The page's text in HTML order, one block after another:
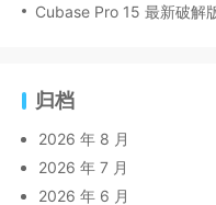
Cubase Pro 15 最新破解
归档
2026 年 8 月
2026 年 7 月
2026 年 6 月